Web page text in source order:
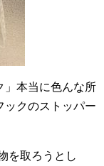
」本当に色んな所
ックのストッパー
を取ろうとし